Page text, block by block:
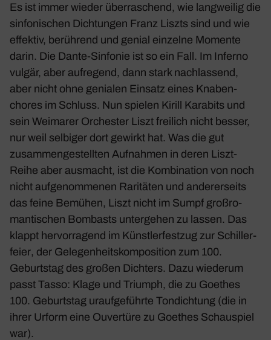
Es ist immer wieder über­ra­schend, wie lang­weilig die
sinfo­ni­schen Dich­tungen Franz Liszts sind und wie
effektiv, berüh­rend und genial einzelne Momente
darin. Die Dante-Sinfonie ist so ein Fall. Im Inferno
vulgär, aber aufre­gend, dann stark nach­las­send,
aber nicht ohne genialen Einsatz eines Knaben­
chores im Schluss. Nun spielen Kirill Kara­bits und
sein Weimarer Orchester Liszt frei­lich nicht besser,
nur weil selbiger dort gewirkt hat. Was die gut
zusam­men­ge­stellten Aufnahmen in deren Liszt-
Reihe aber ausmacht, ist die Kombi­na­tion von noch
nicht aufge­nom­menen Rari­täten und ande­rer­seits
das feine Bemühen, Liszt nicht im Sumpf groß­ro­
man­ti­schen Bombasts unter­gehen zu lassen. Das
klappt hervor­ra­gend im Künst­ler­festzug zur Schil­ler­
feier, der Gele­gen­heits­kom­po­si­tion zum 100.
Geburtstag des großen Dich­ters. Dazu wiederum
passt Tasso: Klage und Triumph, die zu Goethes
100. Geburtstag urauf­ge­führte Tondich­tung (die in
ihrer Urform eine Ouver­türe zu Goethes Schau­spiel
war).